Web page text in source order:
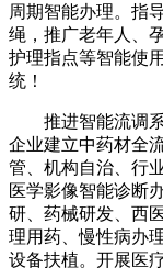
周期智能办理。指
绳，推广老年人、
护理指点等智能使
统！
推进智能流调系
企业建立中药材全
管、机构自治、行
医学影像智能诊断
研、药械研发、西
理用药、慢性病办
设备扶植。开展医